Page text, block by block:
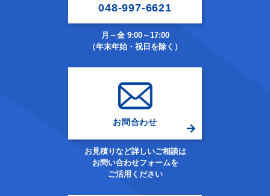
048-997-6621
月～金 9:00～17:00
（年末年始・祝日を除く）
お問合わせ
お見積りなど詳しいご相談は
お問い合わせフォームを
ご活用ください